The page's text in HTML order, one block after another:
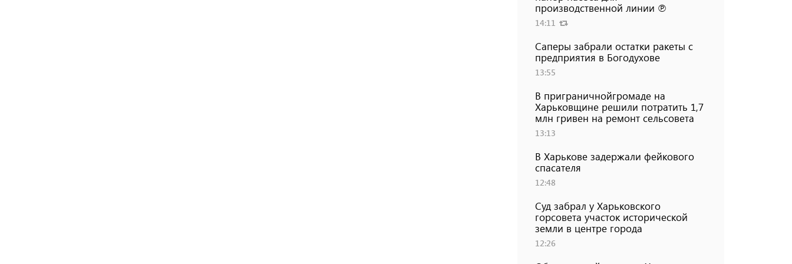
производственной линии ℗
14:11
Саперы забрали остатки ракеты с
предприятия в Богодухове
13:55
В приграничнойгромаде на
Харьковщине решили потратить 1,7
млн ​​гривен на ремонт сельсовета
13:13
В Харькове задержали фейкового
спасателя
12:48
Суд забрал у Харьковского
горсовета участок исторической
земли в центре города
12:26